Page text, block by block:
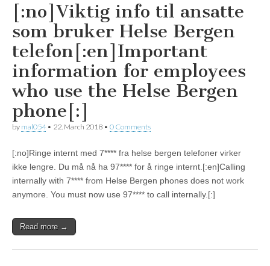
[:no]Viktig info til ansatte
som bruker Helse Bergen
telefon[:en]Important
information for employees
who use the Helse Bergen
phone[:]
by mal054• 22. March 2018 • 0 Comments
[:no]Ringe internt med 7**** fra helse bergen telefoner virker
ikke lengre. Du må nå ha 97**** for å ringe internt.[:en]Calling
internally with 7**** from Helse Bergen phones does not work
anymore. You must now use 97**** to call internally.[:]
Read more →